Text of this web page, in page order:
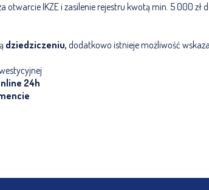
otwarcie IKZE i zasilenie rejestru kwotą min. 5 000 zł
dziedziczeniu, dodatkowo istnieje możliwość
24h